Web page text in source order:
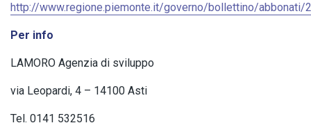
http://www.regione.piemonte.it/governo/bollettino/
Per info
LAMORO Agenzia di sviluppo
via Leopardi, 4 – 14100 Asti
Tel. 0141 532516